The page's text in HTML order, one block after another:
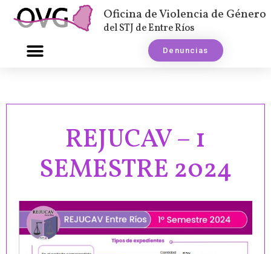
Oficina de Violencia de Género
del STJ de Entre Ríos
Denuncias
REJUCAV – 1
SEMESTRE 2024